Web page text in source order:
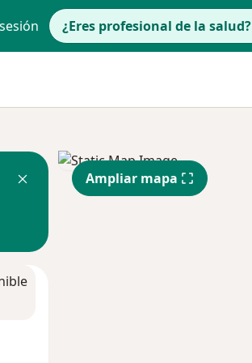
¿Eres profesional de la salud?
Ampliar mapa